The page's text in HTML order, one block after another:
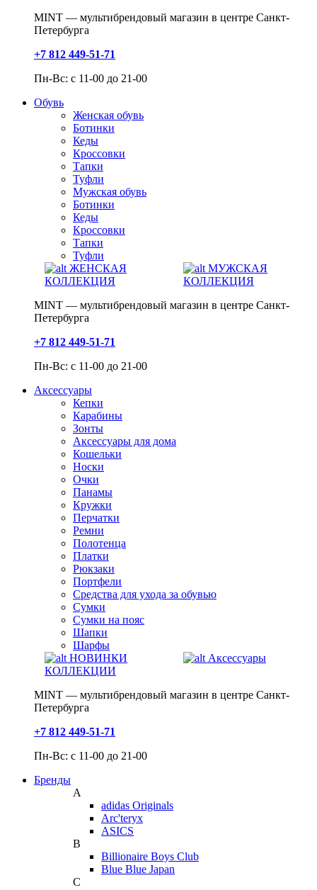
MINT — мультибрендовый магазин в центре Санкт-
Петербурга
+7 812 449-51-71
Пн-Вс: с 11-00 до 21-00
Обувь
Женская обувь
Ботинки
Кеды
Кроссовки
Тапки
Туфли
Мужская обувь
Ботинки
Кеды
Кроссовки
Тапки
Туфли
ЖЕНСКАЯ
КОЛЛЕКЦИЯ
МУЖСКАЯ
КОЛЛЕКЦИЯ
MINT — мультибрендовый магазин в центре Санкт-
Петербурга
+7 812 449-51-71
Пн-Вс: с 11-00 до 21-00
Аксессуары
Кепки
Карабины
Зонты
Аксессуары для дома
Кошельки
Носки
Очки
Панамы
Кружки
Перчатки
Ремни
Полотенца
Платки
Рюкзаки
Портфели
Средства для ухода за обувью
Сумки
Сумки на пояс
Шапки
Шарфы
НОВИНКИ
КОЛЛЕКЦИИ
Аксессуары
MINT — мультибрендовый магазин в центре Санкт-
Петербурга
+7 812 449-51-71
Пн-Вс: с 11-00 до 21-00
Бренды
A
adidas Originals
Arc'teryx
ASICS
B
Billionaire Boys Club
Blue Blue Japan
C